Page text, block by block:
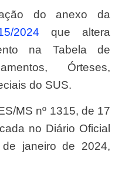
do anexo da
2024 que altera
na Tabela de
Órteses,
do SUS.
no Diário Oficial
janeiro de 2024,